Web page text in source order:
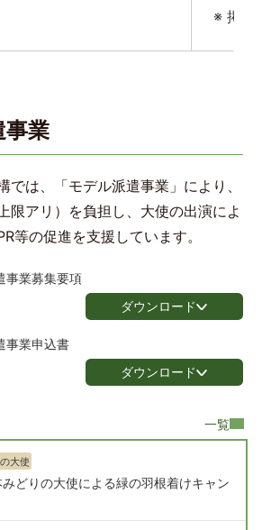
※ 掲出
事業
では、「モデル派遣事業」により、
限アリ）を負担し、大使の出演によ
等の促進を支援しています。
事業募集要項
ダウンロード
事業申込書
ダウンロード
一覧
大使
どりの大使による緑の羽根着けキャン